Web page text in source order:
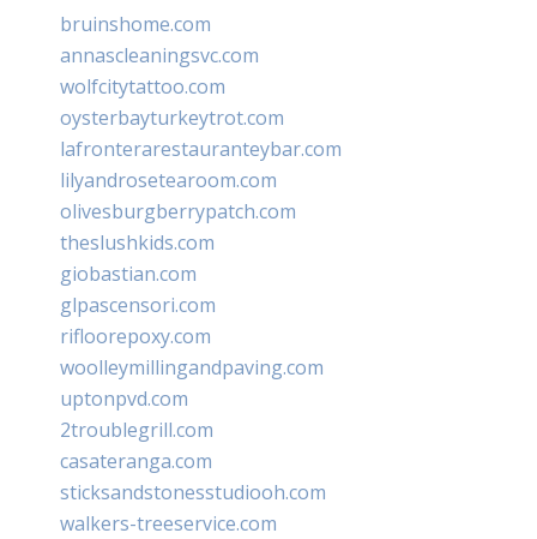
bruinshome.com
annascleaningsvc.com
wolfcitytattoo.com
oysterbayturkeytrot.com
lafronterarestauranteybar.com
lilyandrosetearoom.com
olivesburgberrypatch.com
theslushkids.com
giobastian.com
glpascensori.com
rifloorepoxy.com
woolleymillingandpaving.com
uptonpvd.com
2troublegrill.com
casateranga.com
sticksandstonesstudiooh.com
walkers-treeservice.com